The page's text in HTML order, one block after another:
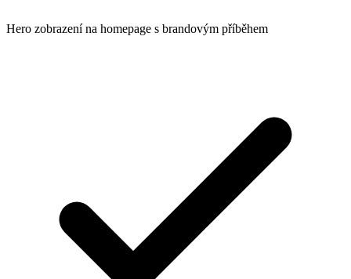
Hero zobrazení na homepage s brandovým příběhem